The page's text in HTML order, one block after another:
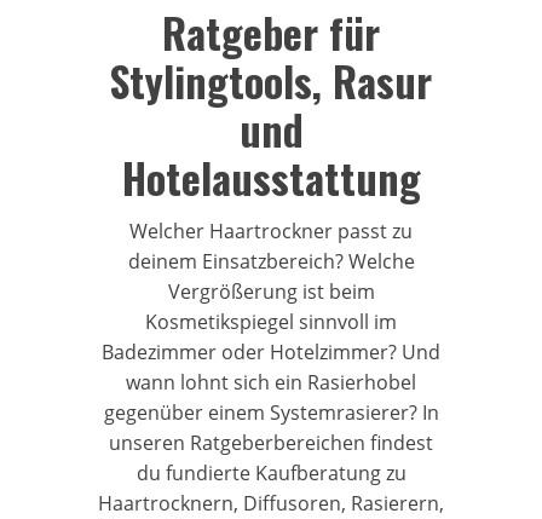
Ratgeber für
Stylingtools, Rasur
und
Hotelausstattung
Welcher Haartrockner passt zu
deinem Einsatzbereich? Welche
Vergrößerung ist beim
Kosmetikspiegel sinnvoll im
Badezimmer oder Hotelzimmer? Und
wann lohnt sich ein Rasierhobel
gegenüber einem Systemrasierer? In
unseren Ratgeberbereichen findest
du fundierte Kaufberatung zu
Haartrocknern, Diffusoren, Rasierern,